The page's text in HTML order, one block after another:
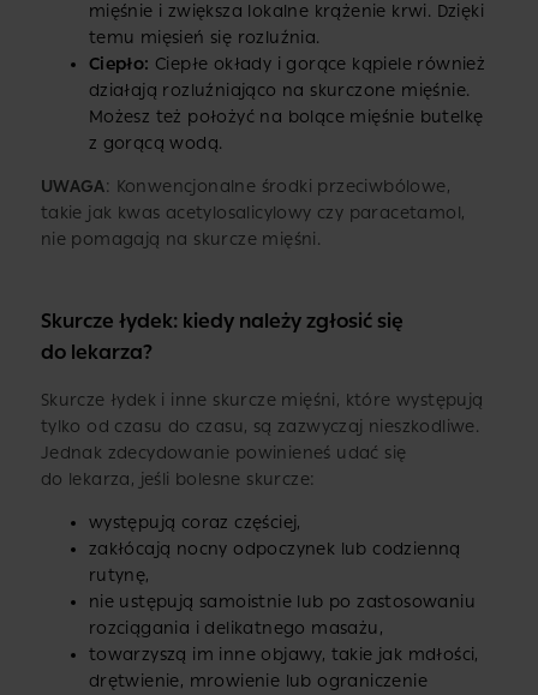
mięśnie i zwiększa lokalne krążenie krwi. Dzięki
temu mięsień się rozluźnia.
Ciepło: Ciepłe okłady i gorące kąpiele również
działają rozluźniająco na skurczone mięśnie.
Możesz też położyć na bolące mięśnie butelkę
z gorącą wodą.
UWAGA: Konwencjonalne środki przeciwbólowe,
takie jak kwas acetylosalicylowy czy paracetamol,
nie pomagają na skurcze mięśni.
Skurcze łydek: kiedy należy zgłosić się
do lekarza?
Skurcze łydek i inne skurcze mięśni, które występują
tylko od czasu do czasu, są zazwyczaj nieszkodliwe.
Jednak zdecydowanie powinieneś udać się
do lekarza, jeśli bolesne skurcze:
występują coraz częściej,
zakłócają nocny odpoczynek lub codzienną
rutynę,
nie ustępują samoistnie lub po zastosowaniu
rozciągania i delikatnego masażu,
towarzyszą im inne objawy, takie jak mdłości,
drętwienie, mrowienie lub ograniczenie